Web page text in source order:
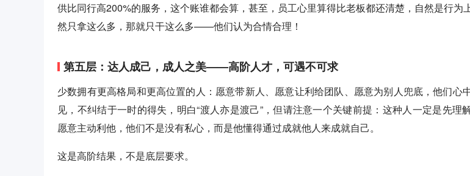
供比同行高200%的服务，这个账谁都会算，甚至，员工心里算得比老板都还清楚，自然是行为
然只拿这么多，那就只干这么多——他们认为合情合理！
第五层：达人成己，成人之美——高阶人才，可遇不可求
少数拥有更高格局和更高位置的人：愿意带新人、愿意让利给团队、愿意为别人兜底，他们心
见，不纠结于一时的得失，明白“渡人亦是渡己”，但请注意一个关键前提：这种人一定是先理
愿意主动利他，他们不是没有私心，而是他懂得通过成就他人来成就自己。
这是高阶结果，不是底层要求。